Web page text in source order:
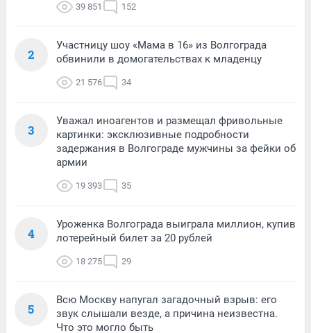
39 851 152
2
Участницу шоу «Мама в 16» из Волгограда
обвинили в домогательствах к младенцу
21 576 34
3
Уважал иноагентов и размещал фривольные
картинки: эксклюзивные подробности
задержания в Волгограде мужчины за фейки об
армии
19 393 35
4
Уроженка Волгограда выиграла миллион, купив
лотерейный билет за 20 рублей
18 275 29
5
Всю Москву напугал загадочный взрыв: его
звук слышали везде, а причина неизвестна.
Что это могло быть